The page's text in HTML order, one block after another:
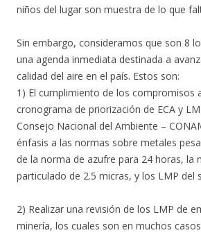
niños del lugar son muestra de lo que
Sin embargo, consideramos que son 8
una agenda inmediata destinada a
calidad del aire en el país. Estos son:
1) El cumplimiento de los compromisos
cronograma de priorización de ECA y
Consejo Nacional del Ambiente –
énfasis a las normas sobre metales
de la norma de azufre para 24 horas, la
particulado de 2.5 micras, y los LMP del
2) Realizar una revisión de los LMP de
minería, los cuales son en muchos